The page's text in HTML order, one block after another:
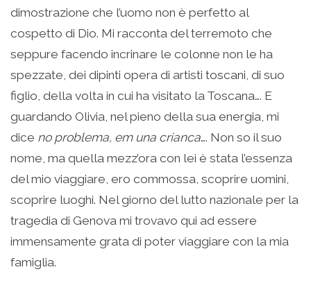
dimostrazione che l’uomo non è perfetto al
cospetto di Dio. Mi racconta del terremoto che
seppure facendo incrinare le colonne non le ha
spezzate, dei dipinti opera di artisti toscani, di suo
figlio, della volta in cui ha visitato la Toscana…. E
guardando Olivia, nel pieno della sua energia, mi
dice no problema, em una crianca…. Non so il suo
nome, ma quella mezz’ora con lei è stata l’essenza
del mio viaggiare, ero commossa, scoprire uomini,
scoprire luoghi. Nel giorno del lutto nazionale per la
tragedia di Genova mi trovavo qui ad essere
immensamente grata di poter viaggiare con la mia
famiglia.